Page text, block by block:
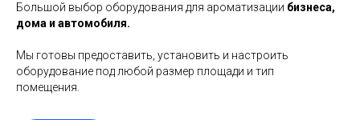
Большой выбор оборудования для ароматизации бизнеса,
дома и автомобиля.
Мы готовы предоставить, установить и настроить
оборудование под любой размер площади и тип
помещения.